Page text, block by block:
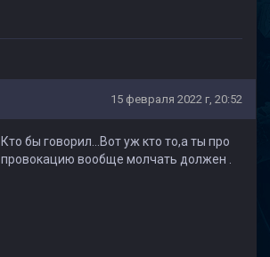
15 февраля 2022 г, 20:52
Кто бы говорил...Вот уж кто то,а ты про
провокацию вообще молчать должен .